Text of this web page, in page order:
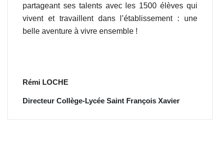
partageant ses talents avec les 1500 élèves qui
vivent et travaillent dans l’établissement : une
belle aventure à vivre ensemble !
Rémi LOCHE
Directeur Collège-Lycée Saint François Xavier